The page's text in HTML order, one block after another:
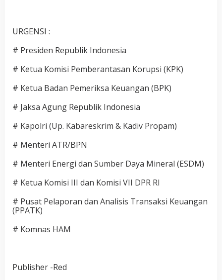
URGENSI :
# Presiden Republik Indonesia
# Ketua Komisi Pemberantasan Korupsi (KPK)
# Ketua Badan Pemeriksa Keuangan (BPK)
# Jaksa Agung Republik Indonesia
# Kapolri (Up. Kabareskrim & Kadiv Propam)
# Menteri ATR/BPN
# Menteri Energi dan Sumber Daya Mineral (ESDM)
# Ketua Komisi III dan Komisi VII DPR RI
# Pusat Pelaporan dan Analisis Transaksi Keuangan
(PPATK)
# Komnas HAM
Publisher -Red